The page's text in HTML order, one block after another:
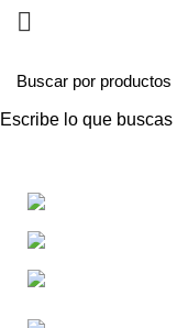
Portfolio
Escribe lo que buscas